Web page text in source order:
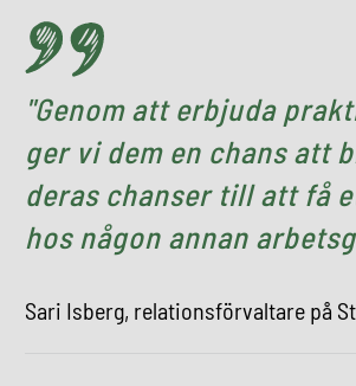
Genom att erb​juda
ger vi dem en chans att
deras chanser till att få
hos någon annan
Sari Isberg, relationsförvaltare på